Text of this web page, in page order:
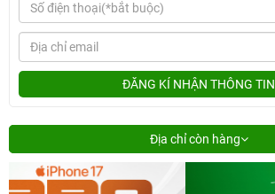
ĐĂNG KÍ NHẬN THÔNG TIN
Địa chỉ còn hàng